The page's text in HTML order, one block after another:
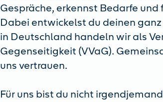
Gespräche, erkennst Bedarfe
Dabei entwickelst du deinen ganz
in Deutschland handeln wir als
Gegenseitigkeit (VVaG).
uns vertrauen.
Für uns bist du nicht